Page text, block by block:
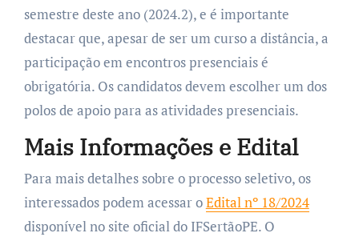
semestre deste ano (2024.2), e é importante
destacar que, apesar de ser um curso a distância, a
participação em encontros presenciais é
obrigatória. Os candidatos devem escolher um dos
polos de apoio para as atividades presenciais.
Mais Informações e Edital
Para mais detalhes sobre o processo seletivo, os
interessados podem acessar oEdital nº 18/2024
disponível no site oficial do IFSertãoPE. O